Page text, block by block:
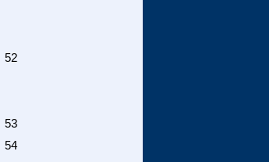
52
53
54